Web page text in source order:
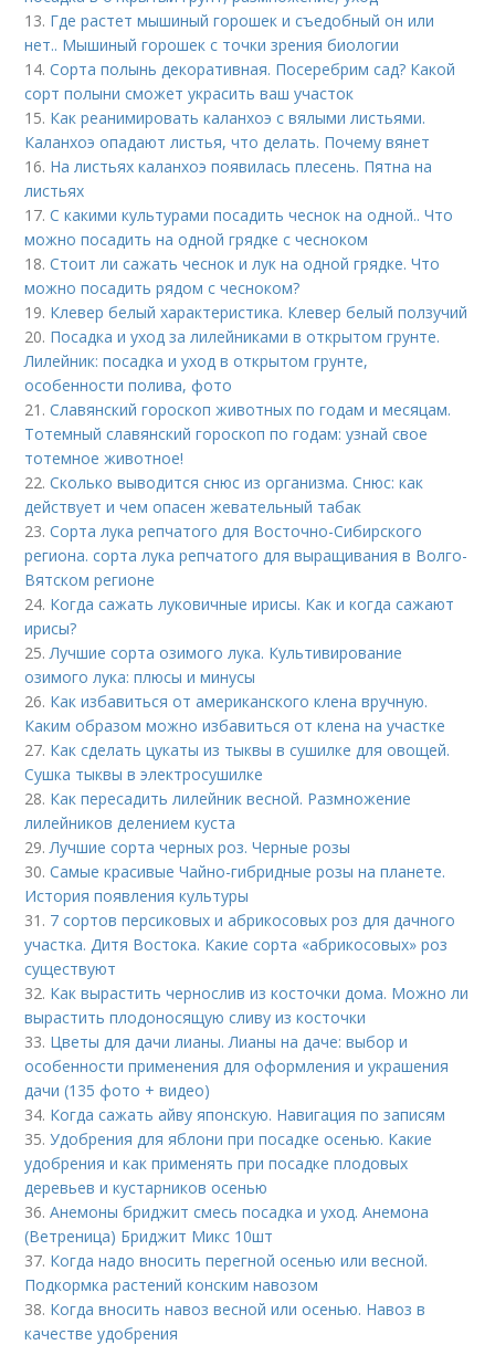
13. Где растет мышиный горошек и съедобный он или
нет.. Мышиный горошек с точки зрения биологии
14.Сорта полынь декоративная. Посеребрим сад? Какой
сорт полыни сможет украсить ваш участок
15. Как реанимировать каланхоэ с вялыми листьями.
Каланхоэ опадают листья, что делать. Почему вянет
16. На листьях каланхоэ появилась плесень. Пятна на
листьях
17.С какими культурами посадить чеснок на одной.. Что
можно посадить на одной грядке с чесноком
18.Стоит ли сажать чеснок и лук на одной грядке. Что
можно посадить рядом с чесноком?
19. Клевер белый характеристика. Клевер белый ползучий
20. Посадка и уход за лилейниками в открытом грунте.
Лилейник: посадка и уход в открытом грунте,
особенности полива, фото
21.Славянский гороскоп животных по годам и месяцам.
Тотемный славянский гороскоп по годам: узнай свое
тотемное животное!
22.Сколько выводится снюс из организма. Снюс: как
действует и чем опасен жевательный табак
23.Сорта лука репчатого для Восточно-Сибирского
региона. сорта лука репчатого для выращивания в Волго-
Вятском регионе
24. Когда сажать луковичные ирисы. Как и когда сажают
ирисы?
25. Лучшие сорта озимого лука. Культивирование
озимого лука: плюсы и минусы
26. Как избавиться от американского клена вручную.
Каким образом можно избавиться от клена на участке
27. Как сделать цукаты из тыквы в сушилке для овощей.
Сушка тыквы в электросушилке
28. Как пересадить лилейник весной. Размножение
лилейников делением куста
29. Лучшие сорта черных роз. Черные розы
30.Самые красивые Чайно-гибридные розы на планете.
История появления культуры
31. 7 сортов персиковых и абрикосовых роз для дачного
участка. Дитя Востока. Какие сорта «абрикосовых» роз
существуют
32. Как вырастить чернослив из косточки дома. Можно ли
вырастить плодоносящую сливу из косточки
33. Цветы для дачи лианы. Лианы на даче: выбор и
особенности применения для оформления и украшения
дачи (135 фото + видео)
34. Когда сажать айву японскую. Навигация по записям
35.Удобрения для яблони при посадке осенью. Какие
удобрения и как применять при посадке плодовых
деревьев и кустарников осенью
36.Анемоны бриджит смесь посадка и уход. Анемона
(Ветреница) Бриджит Микс 10шт
37. Когда надо вносить перегной осенью или весной.
Подкормка растений конским навозом
38. Когда вносить навоз весной или осенью. Навоз в
качестве удобрения